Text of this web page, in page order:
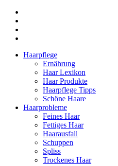
Haarpflege
Ernährung
Haar Lexikon
Haar Produkte
Haarpflege Tipps
Schöne Haare
Haarprobleme
Feines Haar
Fettiges Haar
Haarausfall
Schuppen
Spliss
Trockenes Haar